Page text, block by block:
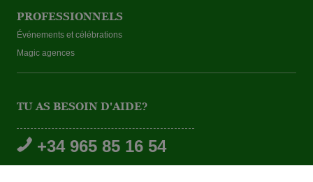
PROFESSIONNELS
Événements et célébrations
Magic agences
TU AS BESOIN D'AIDE?
+34 965 85 16 54